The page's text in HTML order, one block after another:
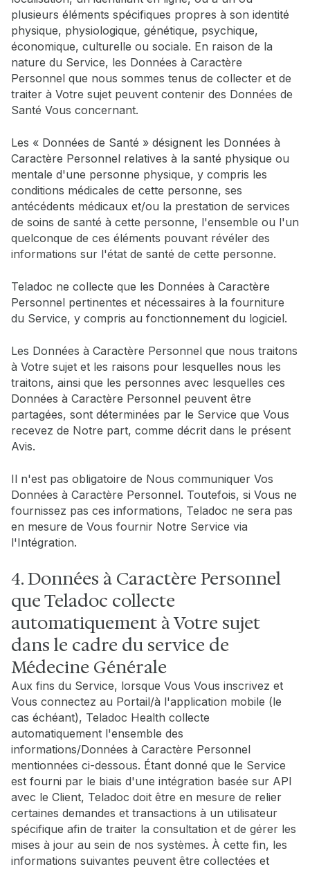
plusieurs éléments spécifiques propres à son identité
physique, physiologique, génétique, psychique,
économique, culturelle ou sociale. En raison de la
nature du Service, les Données à Caractère
Personnel que nous sommes tenus de collecter et de
traiter à Votre sujet peuvent contenir des Données de
Santé Vous concernant.
Les « Données de Santé » désignent les Données à
Caractère Personnel relatives à la santé physique ou
mentale d'une personne physique, y compris les
conditions médicales de cette personne, ses
antécédents médicaux et/ou la prestation de services
de soins de santé à cette personne, l'ensemble ou l'un
quelconque de ces éléments pouvant révéler des
informations sur l'état de santé de cette personne.
Teladoc ne collecte que les Données à Caractère
Personnel pertinentes et nécessaires à la fourniture
du Service, y compris au fonctionnement du logiciel.
Les Données à Caractère Personnel que nous traitons
à Votre sujet et les raisons pour lesquelles nous les
traitons, ainsi que les personnes avec lesquelles ces
Données à Caractère Personnel peuvent être
partagées, sont déterminées par le Service que Vous
recevez de Notre part, comme décrit dans le présent
Avis.
Il n'est pas obligatoire de Nous communiquer Vos
Données à Caractère Personnel. Toutefois, si Vous ne
fournissez pas ces informations, Teladoc ne sera pas
en mesure de Vous fournir Notre Service via
l'Intégration.
4. Données à Caractère Personnel
que Teladoc collecte
automatiquement à Votre sujet
dans le cadre du service de
Médecine Générale
Aux fins du Service, lorsque Vous Vous inscrivez et
Vous connectez au Portail/à l'application mobile (le
cas échéant), Teladoc Health collecte
automatiquement l'ensemble des
informations/Données à Caractère Personnel
mentionnées ci-dessous. Étant donné que le Service
est fourni par le biais d'une intégration basée sur API
avec le Client, Teladoc doit être en mesure de relier
certaines demandes et transactions à un utilisateur
spécifique afin de traiter la consultation et de gérer les
mises à jour au sein de nos systèmes. À cette fin, les
informations suivantes peuvent être collectées et